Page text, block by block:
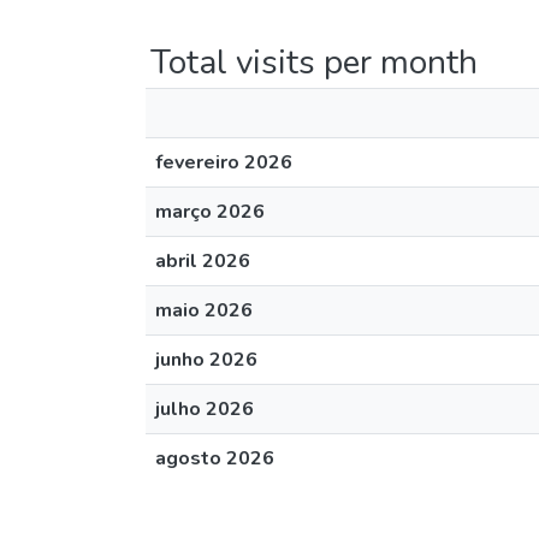
Total visits per month
fevereiro 2026
março 2026
abril 2026
maio 2026
junho 2026
julho 2026
agosto 2026